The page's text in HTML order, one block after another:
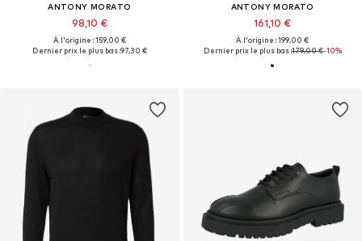
ANTONY MORATO
98,10 €
À l'origine : 159,00 €
Dernier prix le plus bas :97,30 €
ANTONY MORATO
161,10 €
À l'origine : 199,00 €
Dernier prix le plus bas :179,00 €-10%